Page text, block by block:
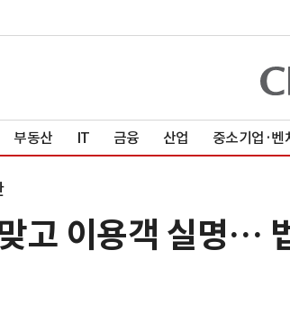
부동산 IT 금융 산업 중소기업·벤
고 이용객 실명…